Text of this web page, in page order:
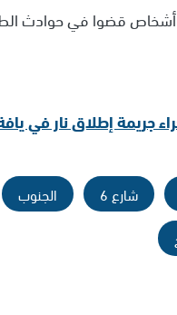
جريمة إطلاق نار في
شارع 6 الجنوب